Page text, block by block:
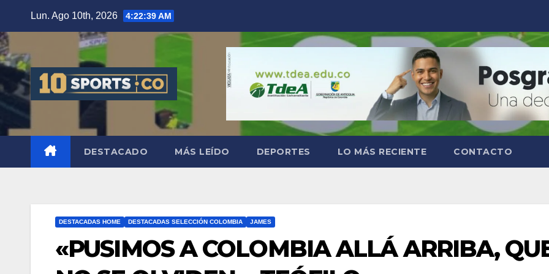
Lun. Ago 10th, 2026 4:22:40 AM
DESTACADO MÁS LEÍDO DEPORTES LO MÁS RECIENTE CONTACTO
DESTACADAS HOME DESTACADAS SELECCIÓN COLOMBIA JAMES
«PUSIMOS A COLOMBIA ALLÁ ARRIBA,